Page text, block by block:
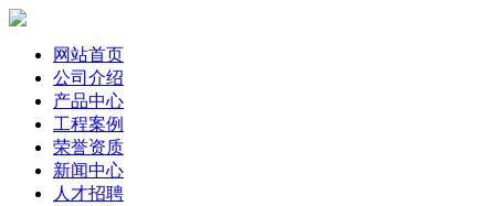
网站首页
公司介绍
产品中心
工程案例
荣誉资质
新闻中心
人才招聘